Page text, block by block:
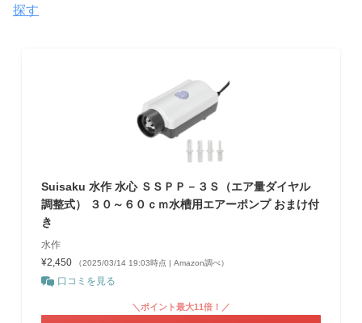
探す
Suisaku 水作 水心 ＳＳＰＰ－３Ｓ（エア量ダイヤル
調整式） ３０～６０ｃｍ水槽用エアーポンプ おまけ付
き
水作
¥2,450
（2025/03/14 19:03時点 | Amazon調べ）
口コミを見る
＼ポイント最大11倍！／